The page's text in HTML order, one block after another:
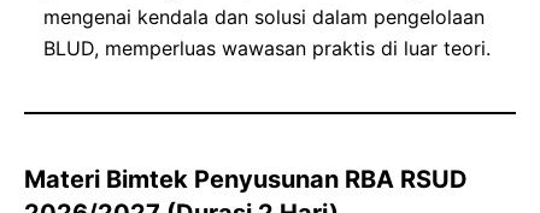
mengenai kendala dan solusi dalam pengelolaan
BLUD, memperluas wawasan praktis di luar teori.
Materi Bimtek Penyusunan RBA RSUD